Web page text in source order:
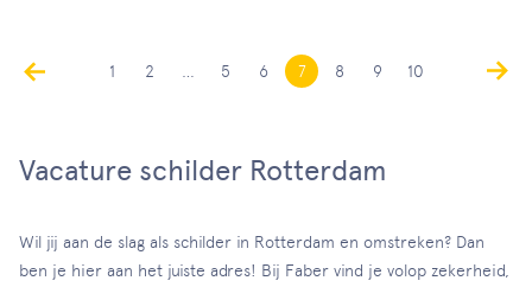
1 2 5 6 7 8 9 10
Vacature schilder Rotterdam
Wil jij aan de slag als schilder in Rotterdam en omstreken? Dan
ben je hier aan het juiste adres! Bij Faber vind je volop zekerheid,